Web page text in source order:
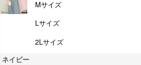
Mサイズ
Lサイズ
2Lサイズ
ネイビー